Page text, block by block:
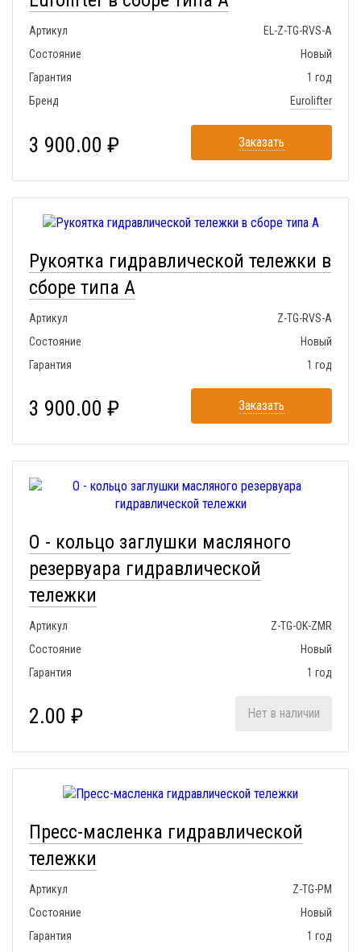
Артикул
EL-Z-TG-RVS-A
Состояние
Новый
Гарантия
1 год
Бренд
Eurolifter
3 900.00 ₽ Заказать
Рукоятка гидравлической тележки в
сборе типа A
Артикул
Z-TG-RVS-A
Состояние
Новый
Гарантия
1 год
3 900.00 ₽ Заказать
О - кольцо заглушки масляного
резервуара гидравлической
тележки
Артикул
Z-TG-OK-ZMR
Состояние
Новый
Гарантия
1 год
2.00 ₽ Нет в наличии
Пресс-масленка гидравлической
тележки
Артикул
Z-TG-PM
Состояние
Новый
Гарантия
1 год